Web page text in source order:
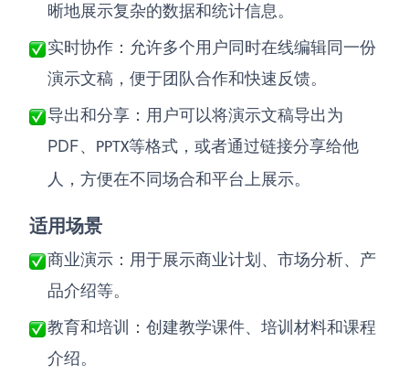
晰地展示复杂的数据和统计信息。
实时协作 ： 允许多个用户同时在线编辑同一份
演示文稿，便于团队合作和快速反馈。
导出和分享 ： 用户可以将演示文稿导出为
PDF、 PPTX等格式，或者通过链接分享给他
人，方便在不同场合和平台上展示。
适用场景
商业演示：用于展示商业计划、市场分析、产
品介绍等。
教育和培训：创建教学课件、培训材料和课程
介绍。